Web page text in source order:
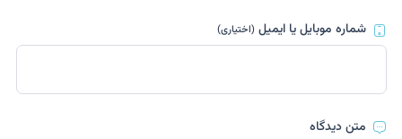
شماره موبایل یا ایمیل(اختیاری)
متن دیدگاه